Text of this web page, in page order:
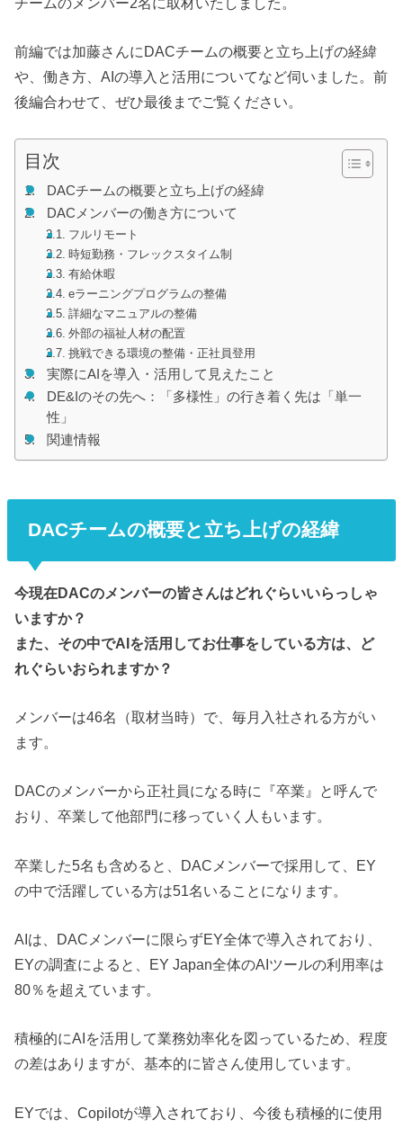
前編では加藤さんにDACチームの概要と立ち上げの経緯
や、働き方、AIの導入と活用についてなど伺いました。前
後編合わせて、ぜひ最後までご覧ください。
目次
DACチームの概要と立ち上げの経緯
DACメンバーの働き方について
フルリモート
時短勤務・フレックスタイム制
有給休暇
eラーニングプログラムの整備
詳細なマニュアルの整備
外部の福祉人材の配置
挑戦できる環境の整備・正社員登用
実際にAIを導入・活用して見えたこと
DE&Iのその先へ：「多様性」の行き着く先は「単一
性」
関連情報
DACチームの概要と立ち上げの経緯
今現在DACのメンバーの皆さんはどれぐらいいらっしゃ
いますか？
また、その中でAIを活用してお仕事をしている方は、ど
れぐらいおられますか？
メンバーは46名（取材当時）で、毎月入社される方がい
ます。
DACのメンバーから正社員になる時に『卒業』と呼んで
おり、卒業して他部門に移っていく人もいます。
卒業した5名も含めると、DACメンバーで採用して、EY
の中で活躍している方は51名いることになります。
AIは、DACメンバーに限らずEY全体で導入されており、
EYの調査によると、EY Japan全体のAIツールの利用率は
80％を超えています。
積極的にAIを活用して業務効率化を図っているため、程度
の差はありますが、基本的に皆さん使用しています。
EYでは、Copilotが導入されており、今後も積極的に使用